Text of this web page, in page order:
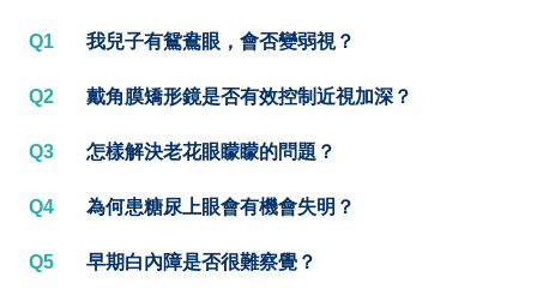
Q1 我兒子有鴛鴦眼，會否變弱視？
Q2 戴角膜矯形鏡是否有效控制近視加深？
Q3 怎樣解決老花眼矇矇的問題？
Q4 為何患糖尿上眼會有機會失明？
Q5 早期白內障是否很難察覺？